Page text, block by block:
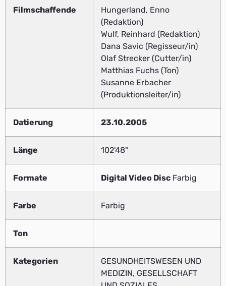
Filmschaffende
Hungerland, Enno
(Redaktion)
Wulf, Reinhard (Redaktion)
Dana Savic (Regisseur/in)
Olaf Strecker (Cutter/in)
Matthias Fuchs (Ton)
Susanne Erbacher
(Produktionsleiter/in)
Datierung 23.10.2005
Länge 102'48"
Formate Digital Video Disc Farbig
Farbe Farbig
Ton
Kategorien
GESUNDHEITSWESEN UND
MEDIZIN, GESELLSCHAFT